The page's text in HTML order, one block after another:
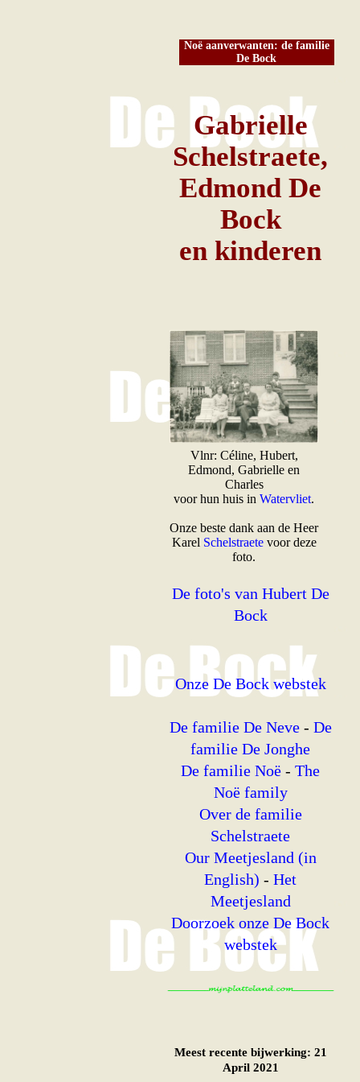
Noë aanverwanten: de familie
De Bock
Gabrielle
Schelstraete,
Edmond De
Bock
en kinderen
Vlnr: Céline, Hubert,
Edmond, Gabrielle en
Charles
voor hun huis inWatervliet.
Onze beste dank aan de Heer
Karel Schelstraetevoor deze
foto.
De foto's van Hubert De
Bock
Onze De Bock webstek
De familie De Neve- De
familie De Jonghe
De familie Noë -The
Noë family
Over de familie
Schelstraete
Our Meetjesland (in
English) -Het
Meetjesland
Doorzoek onze De Bock
webstek
Meest recente bijwerking: 21
April 2021